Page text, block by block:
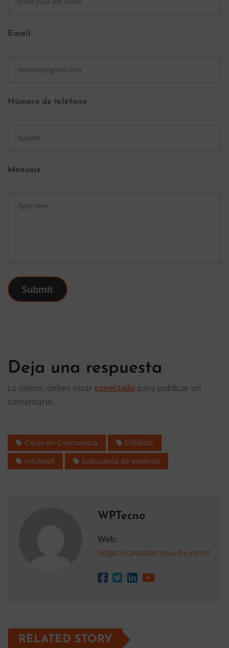
Email
Número de teléfono
Mensaje
Submit
Deja una respuesta
Lo siento, debes estar conectado para publicar un
comentario.
Casas en Cuernavaca
Créditos
infonavit
Subcuenta de vivienda
WPTecno
Web:
https://casastecnourbe.com/
RELATED STORY